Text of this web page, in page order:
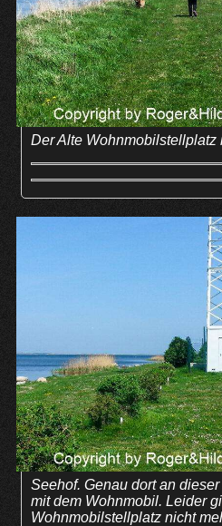
Der Alte Wohnmobilstellplatz
Seehof. Genau dort an
mit dem Wohnmobil. Leider
Wohnmobilstellplatz nicht